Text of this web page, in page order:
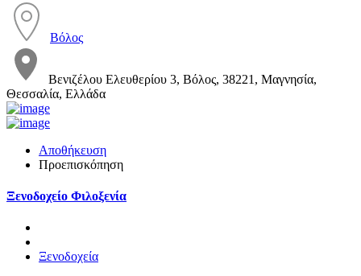
Βόλος
Βενιζέλου Ελευθερίου 3, Βόλος, 38221, Μαγνησία,
Θεσσαλία, Ελλάδα
Αποθήκευση
Προεπισκόπηση
Ξενοδοχείο Φιλοξενία
Ξενοδοχεία